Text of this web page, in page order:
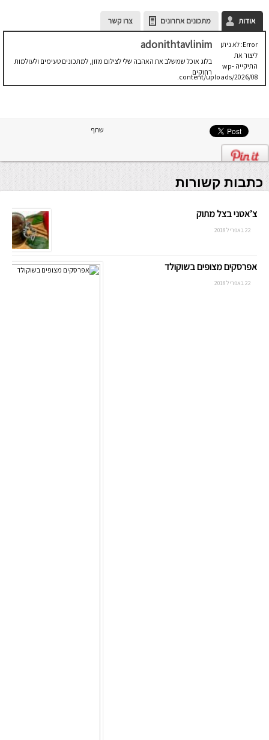
אודות מתכונים אחרונים צרו קשר
Error: לא ניתן
ליצור את
התיקייה wp-
content/uploads/2026/08.
יש לבדוק
adonithtavlinim
בלוג אוכל שמשלב את האהבה שלי לצילום מזון, למתכונים טעימים ולעולמות
רחוקים
שתף
כתבות קשורות
צ’אטני בצל מתוק
22 באפריל 2018
אפרסקים מצופים בשוקולד
22 באפריל 2018